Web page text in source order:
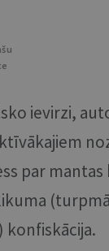
ievirzi,
par
konfiskācija.